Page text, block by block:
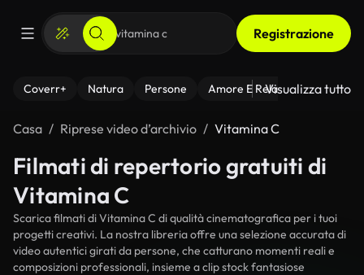
Registrazione
Coverr+ Natura Persone Amore E Relazioni Il
Visualizza tutto
Casa Riprese video d’archivio Vitamina C
Filmati di repertorio gratuiti di
Vitamina C
Scarica filmati di Vitamina C di qualità cinematografica per i tuoi
progetti creativi. La nostra libreria offre una selezione accurata di
video autentici girati da persone, che catturano momenti reali e
composizioni professionali, insieme a clip stock fantasiose